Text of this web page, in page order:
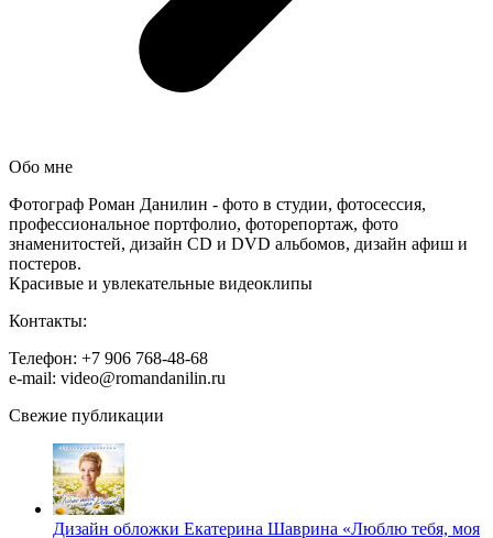
Обо мне
Фотограф Роман Данилин - фото в студии, фотосессия,
профессиональное портфолио, фоторепортаж, фото
знаменитостей, дизайн CD и DVD альбомов, дизайн афиш и
постеров.
Красивые и увлекательные видеоклипы
Контакты:
Телефон: +7 906 768-48-68
e-mail: video@romandanilin.ru
Свежие публикации
Дизайн обложки Екатерина Шаврина «Люблю тебя, моя